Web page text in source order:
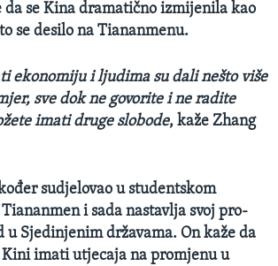
da se Kina dramatično izmijenila kao
se desilo na Tiananmenu.
ekonomiju i ljudima su dali nešto više
sve dok ne govorite i ne radite
imati druge slobode, kaže Zhang
sudjelovao u studentskom
i sada nastavlja svoj pro-
u Sjedinjenim državama. On kaže da
imati utjecaja na promjenu u